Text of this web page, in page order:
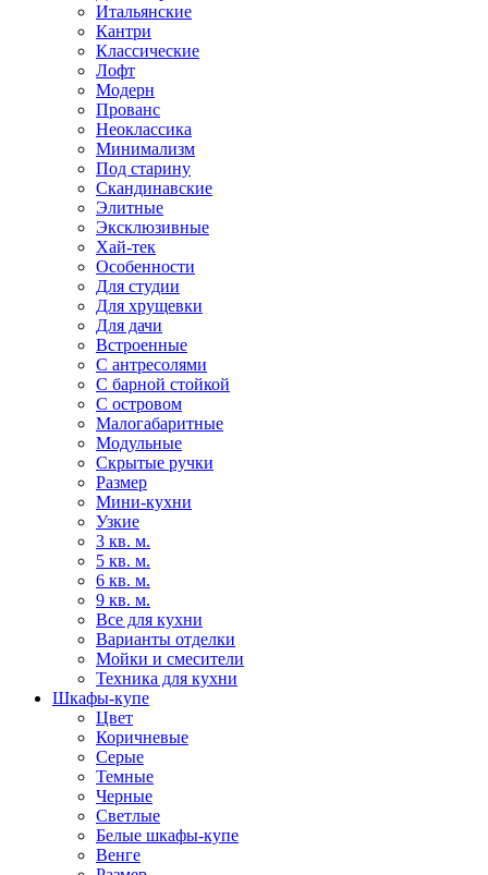
Итальянские
Кантри
Классические
Лофт
Модерн
Прованс
Неоклассика
Минимализм
Под старину
Скандинавские
Элитные
Эксклюзивные
Хай-тек
Особенности
Для студии
Для хрущевки
Для дачи
Встроенные
С антресолями
С барной стойкой
С островом
Малогабаритные
Модульные
Скрытые ручки
Размер
Мини-кухни
Узкие
3 кв. м.
5 кв. м.
6 кв. м.
9 кв. м.
Все для кухни
Варианты отделки
Мойки и смесители
Техника для кухни
Шкафы-купе
Цвет
Коричневые
Серые
Темные
Черные
Светлые
Белые шкафы-купе
Венге